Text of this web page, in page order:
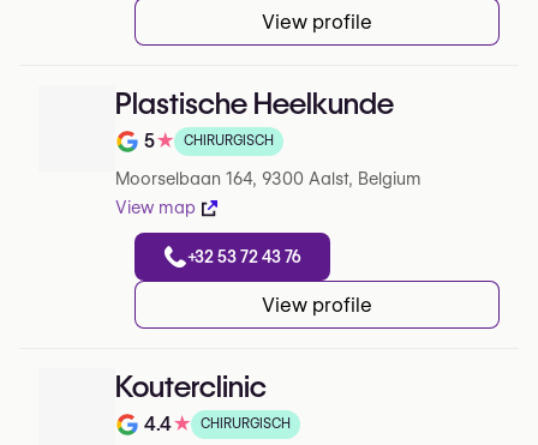
View profile
Plastische Heelkunde
Note de 5 sur 5 sur Google
5★ CHIRURGISCH
Moorselbaan 164, 9300 Aalst, Belgium
View map
+32 53 72 43 76
View profile
Kouterclinic
Note de 4.4 sur 5 sur Google
4.4★ CHIRURGISCH